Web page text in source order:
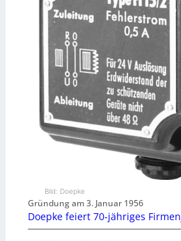
Bild: Doepke
Gründung am 3. Januar 1956
Doepke feiert 70-jähriges